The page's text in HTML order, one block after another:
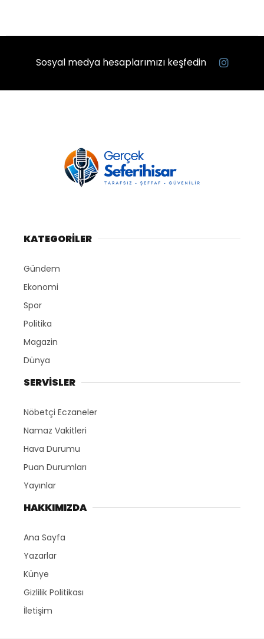
Sosyal medya hesaplarımızı keşfedin
KATEGORİLER
Gündem
Ekonomi
Spor
Politika
Magazin
Dünya
SERVİSLER
Nöbetçi Eczaneler
Namaz Vakitleri
Hava Durumu
Puan Durumları
Yayınlar
HAKKIMIZDA
Ana Sayfa
Yazarlar
Künye
Gizlilik Politikası
İletişim